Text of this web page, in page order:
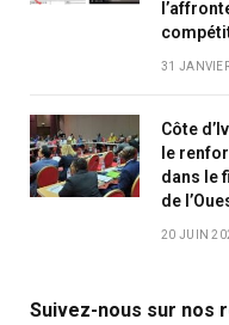
31
Côte
le
dans le
de
20 JUIN
Suivez-nous sur nos